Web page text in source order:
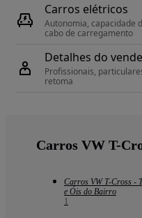
Carros elétricos
Autonomia, capacidade
cabo de carregamento
Detalhes do
Profissionais,
retoma
Carros VW T-
Carros VW T-Cross -
e Óis do Bairro
1